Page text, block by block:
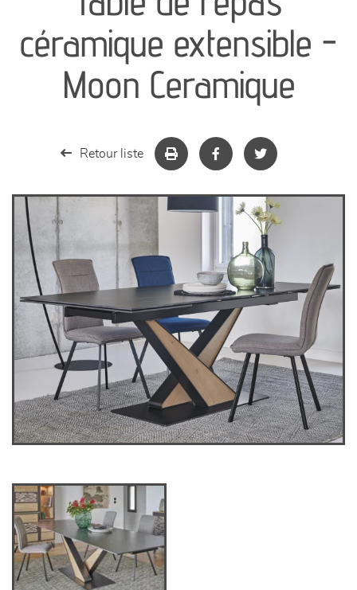
meubles de complément
chambres et dressing
céramique extensible -
Moon Ceramique
Retour liste